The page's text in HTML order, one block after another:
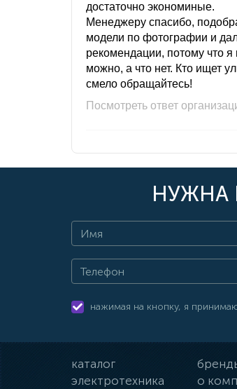
достаточно экономиные.
Менеджеру спасибо,
модели по фотографии и
рекомендации, потому что
можно, а что нет. Кто ищет
смело обращайтесь!
Посмотреть ответ
НУЖНА
нажимая на кнопку, я
каталог
электротехника
о